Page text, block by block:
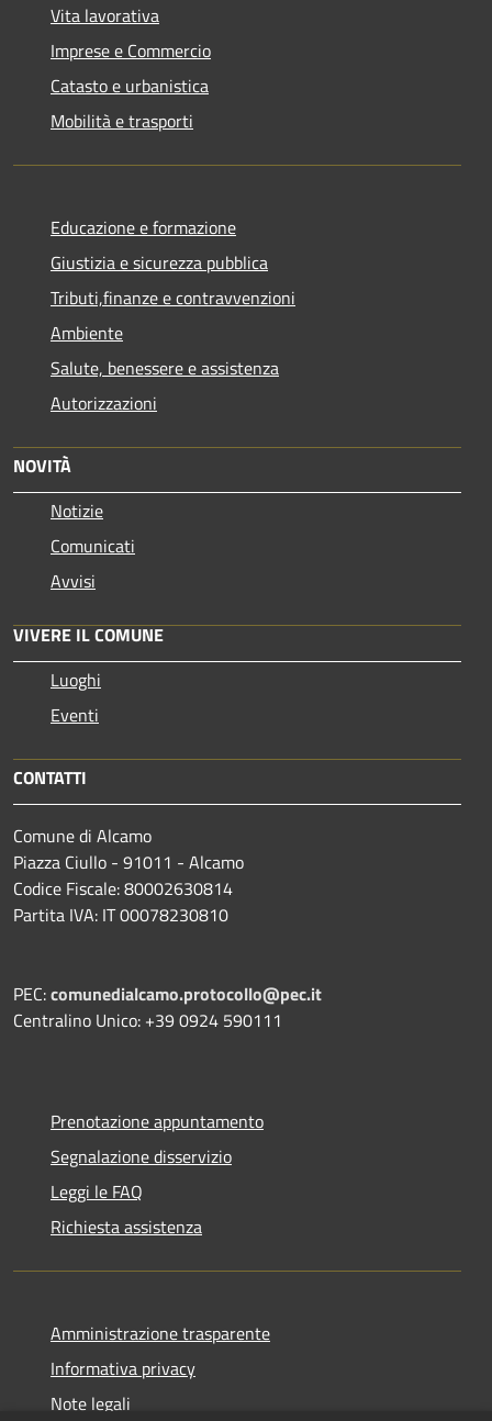
Vita lavorativa
Imprese e Commercio
Catasto e urbanistica
Mobilità e trasporti
Educazione e formazione
Giustizia e sicurezza pubblica
Tributi,finanze e contravvenzioni
Ambiente
Salute, benessere e assistenza
Autorizzazioni
NOVITÀ
Notizie
Comunicati
Avvisi
VIVERE IL COMUNE
Luoghi
Eventi
CONTATTI
Comune di Alcamo
Piazza Ciullo - 91011 - Alcamo
Codice Fiscale: 80002630814
Partita IVA: IT 00078230810
PEC:comunedialcamo.protocollo@pec.it
Centralino Unico: +39 0924 590111
Prenotazione appuntamento
Segnalazione disservizio
Leggi le FAQ
Richiesta assistenza
Amministrazione trasparente
Informativa privacy
Note legali